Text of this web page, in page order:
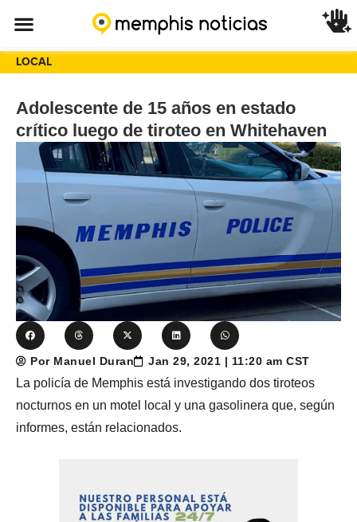
LOCAL
Adolescente de 15 años en estado
crítico luego de tiroteo en Whitehaven
Por Manuel Duran Jan 29, 2021 | 11:20 am CST
La policía de Memphis está investigando dos tiroteos
nocturnos en un motel local y una gasolinera que, según
informes, están relacionados.